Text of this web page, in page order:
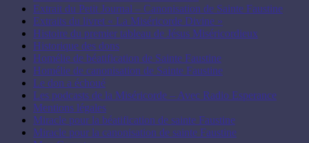
Extrait du Petit Journal – Canonisation de Sainte Faustine
Extraits du livret « La Miséricorde Divine »
Histoire du premier tableau de Jésus Miséricordieux
Historique des dons
Homélie de béatification de Sainte Faustine
Homélie de canonisation de Sainte Faustine
Le don a échoué
Les podcasts de la Miséricorde – Avec Radio Esperance
Mentions légales
Miracle pour la béatification de sainte Faustine
Miracle pour la canonisation de sainte Faustine